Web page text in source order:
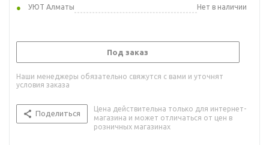
УЮТ Алматы
Нет в наличии
Под заказ
Наши менеджеры обязательно свяжутся с вами и уточнят
условия заказа
Поделиться
Цена действительна только для интернет-
магазина и может отличаться от цен в
розничных магазинах